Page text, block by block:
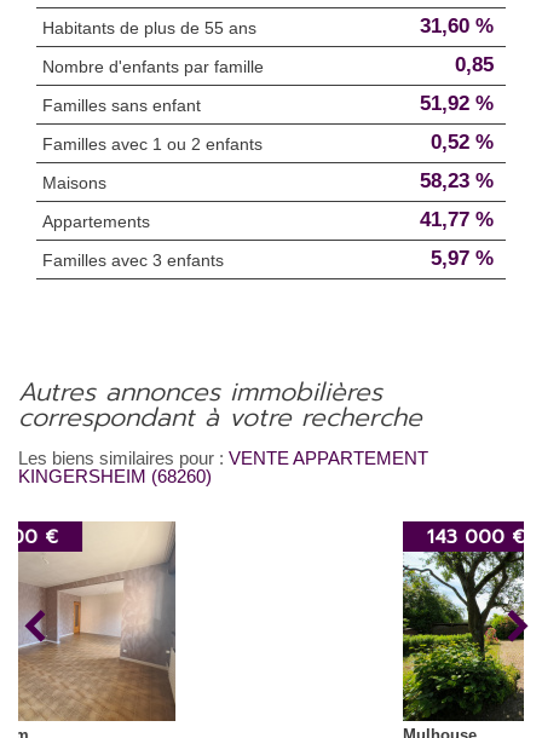
Habitants de plus de 55 ans 31,60 %
Nombre d'enfants par famille 0,85
Familles sans enfant 51,92 %
Familles avec 1 ou 2 enfants 0,52 %
Maisons 58,23 %
Appartements 41,77 %
Familles avec 3 enfants 5,97 %
autres annonces immobilières
correspondant à votre recherche
Les biens similaires pour : VENTE APPARTEMENT
KINGERSHEIM (68260)
143 000 €